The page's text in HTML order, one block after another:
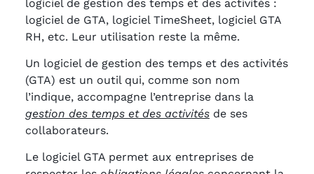
logiciel de gestion des temps et des activités :
logiciel de GTA, logiciel TimeSheet, logiciel GTA
RH, etc. Leur utilisation reste la même.
Un logiciel de gestion des temps et des activités
(GTA) est un outil qui, comme son nom
l’indique, accompagne l’entreprise dans la
gestion des temps et des activités de ses
collaborateurs.
Le logiciel GTA permet aux entreprises de